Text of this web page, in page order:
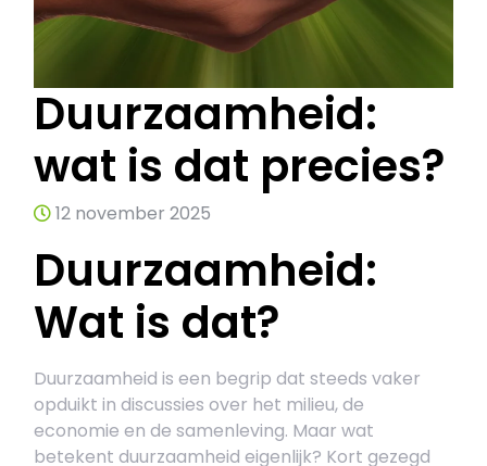
Duurzaamheid:
wat is dat precies?
12 november 2025
Duurzaamheid:
Wat is dat?
Duurzaamheid is een begrip dat steeds vaker
opduikt in discussies over het milieu, de
economie en de samenleving. Maar wat
betekent duurzaamheid eigenlijk? Kort gezegd